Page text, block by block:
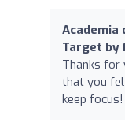
Academia
Target by
Thanks for
that you
keep focus!